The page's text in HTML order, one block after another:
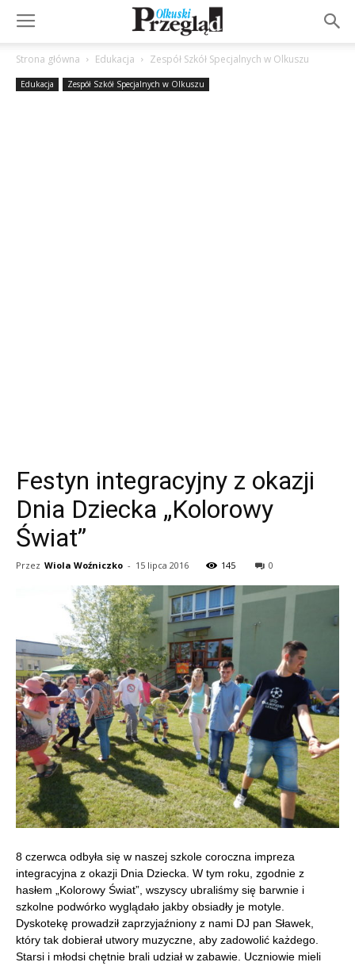
Strona główna Edukacja Zespół Szkół Specjalnych w Olkuszu
Edukacja Zespół Szkół Specjalnych w Olkuszu
Festyn integracyjny z okazji
Dnia Dziecka „Kolorowy
Świat”
Przez Wiola Woźniczko - 15 lipca 2016 145 0
8 czerwca odbyła się w naszej szkole coroczna impreza
integracyjna z okazji Dnia Dziecka. W tym roku, zgodnie z
hasłem „Kolorowy Świat”, wszyscy ubraliśmy się barwnie i
szkolne podwórko wyglądało jakby obsiadły je motyle.
Dyskotekę prowadził zaprzyjaźniony z nami DJ pan Sławek,
który tak dobierał utwory muzyczne, aby zadowolić każdego.
Starsi i młodsi chętnie brali udział w zabawie. Uczniowie mieli